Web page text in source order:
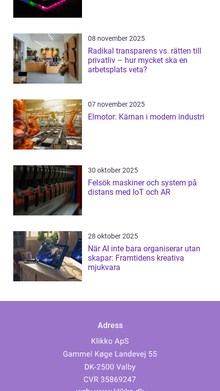
08 november 2025
Radikal transparens vs. rätten till
privatliv – hur mycket ska en
arbetsplats veta?
07 november 2025
Elmotor: Kärnan i modern industri
30 oktober 2025
Felsök maskiner och system på
distans med IoT och AR
28 oktober 2025
När AI inte bara organiserar utan
skapar: Framtidens kreativa
mjukvara
Adress